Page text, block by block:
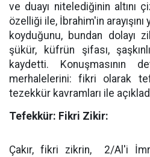
ve duayı nitelediğinin altını
özelliği ile, İbrahim'in
koyduğunu, bundan dolayı
şükür, küfrün şifası,
kaydetti. Konuşmasının
merhalelerini: fikri olarak
tezekkür kavramları ile
Tefekkür: Fikri Zikir:
Çakır, fikri zikrin,
2/Al'i